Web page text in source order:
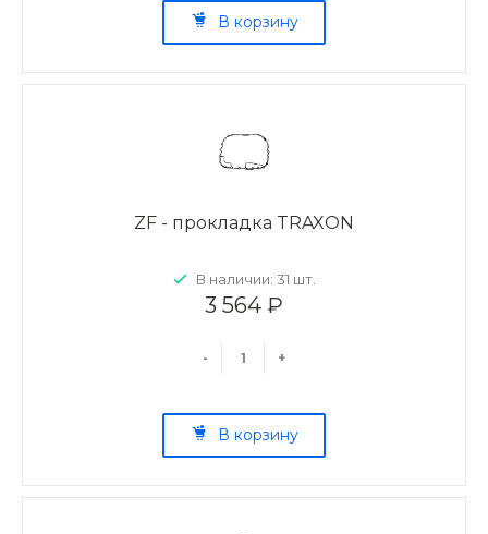
В корзину
ZF - прокладка TRAXON
В наличии: 31 шт.
3 564 ₽
- +
В корзину